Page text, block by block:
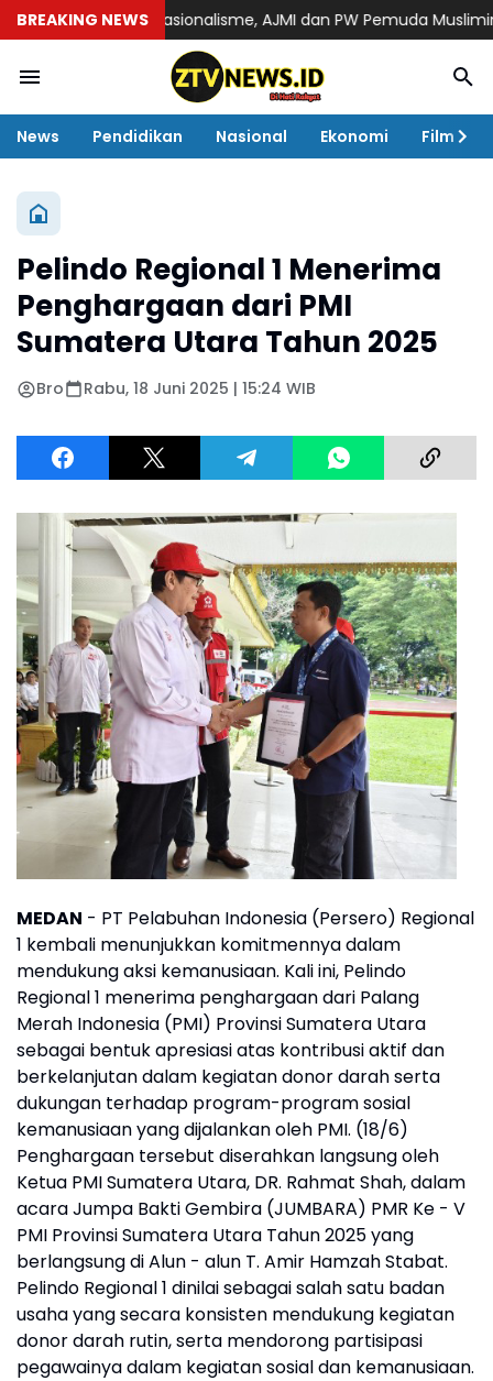
BREAKING NEWS
Semangat Nasionalisme, AJMI dan PW Pemuda Muslimin
News Pendidikan Nasional Ekonomi Film
Pelindo Regional 1 Menerima
Penghargaan dari PMI
Sumatera Utara Tahun 2025
Bro Rabu, 18 Juni 2025 | 15:24 WIB
MEDAN - PT Pelabuhan Indonesia (Persero) Regional
1 kembali menunjukkan komitmennya dalam
mendukung aksi kemanusiaan. Kali ini, Pelindo
Regional 1 menerima penghargaan dari Palang
Merah Indonesia (PMI) Provinsi Sumatera Utara
sebagai bentuk apresiasi atas kontribusi aktif dan
berkelanjutan dalam kegiatan donor darah serta
dukungan terhadap program-program sosial
kemanusiaan yang dijalankan oleh PMI. (18/6)
Penghargaan tersebut diserahkan langsung oleh
Ketua PMI Sumatera Utara, DR. Rahmat Shah, dalam
acara Jumpa Bakti Gembira (JUMBARA) PMR Ke - V
PMI Provinsi Sumatera Utara Tahun 2025 yang
berlangsung di Alun - alun T. Amir Hamzah Stabat.
Pelindo Regional 1 dinilai sebagai salah satu badan
usaha yang secara konsisten mendukung kegiatan
donor darah rutin, serta mendorong partisipasi
pegawainya dalam kegiatan sosial dan kemanusiaan.